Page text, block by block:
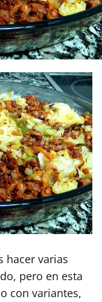
hacer varias
pero en esta
con variantes,